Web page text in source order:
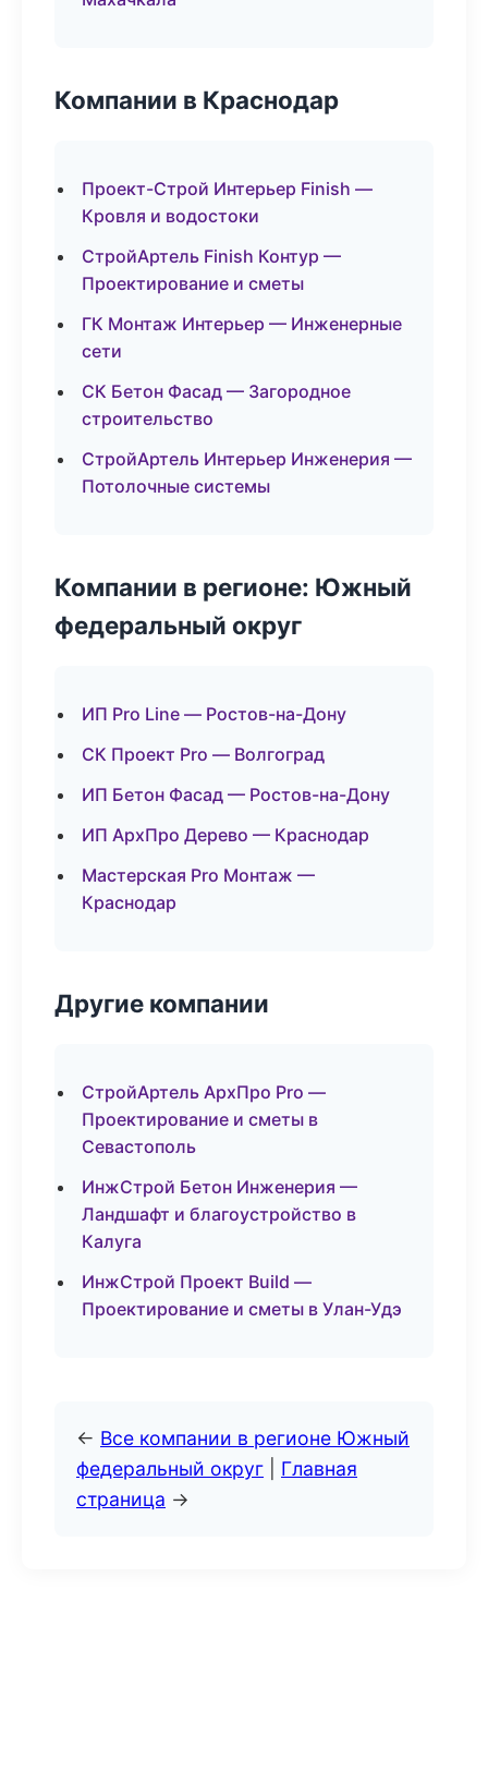
Компании в Краснодар
Проект-Строй Интерьер Finish —
Кровля и водостоки
СтройАртель Finish Контур —
Проектирование и сметы
ГК Монтаж Интерьер — Инженерные
сети
СК Бетон Фасад — Загородное
строительство
СтройАртель Интерьер Инженерия —
Потолочные системы
Компании в регионе: Южный
федеральный округ
ИП Pro Line — Ростов-на-Дону
СК Проект Pro — Волгоград
ИП Бетон Фасад — Ростов-на-Дону
ИП АрхПро Дерево — Краснодар
Мастерская Pro Монтаж —
Краснодар
Другие компании
СтройАртель АрхПро Pro —
Проектирование и сметы в
Севастополь
ИнжСтрой Бетон Инженерия —
Ландшафт и благоустройство в
Калуга
ИнжСтрой Проект Build —
Проектирование и сметы в Улан-Удэ
← Все компании в регионе Южный
федеральный округ
Главная
страница →